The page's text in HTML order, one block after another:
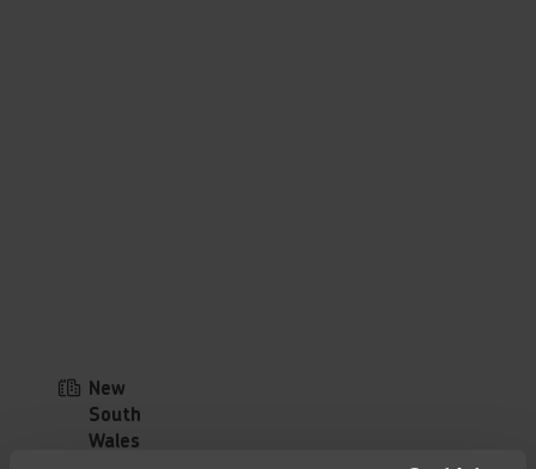
New
South
Wales